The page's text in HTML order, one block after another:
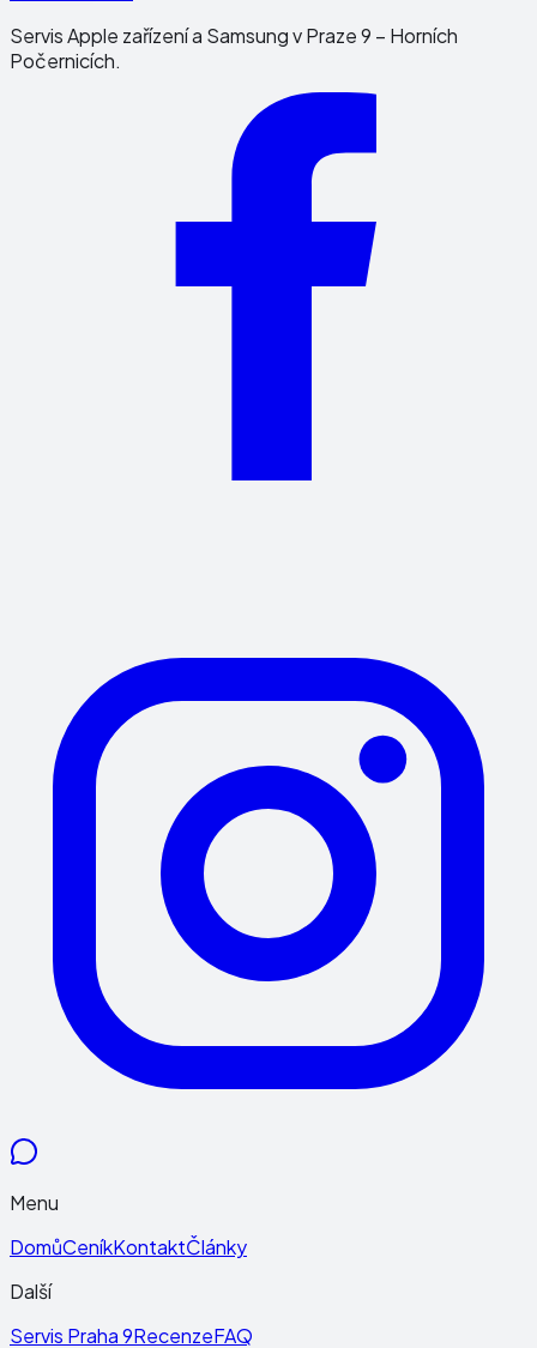
Servis Apple zařízení a Samsung v Praze 9 – Horních
Počernicích.
Menu
DomůCeníkKontaktČlánky
Další
Servis Praha 9RecenzeFAQ